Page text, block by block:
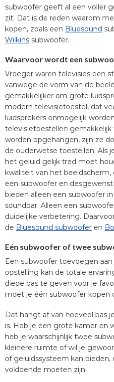
subwoofer geeft al een voller
zit. Dat is de reden waarom
kopen, zoals een Bluesound
Wilkins subwoofer.
Waarvoor wordt een
Vroeger waren televisies een
vanwege de vorm van de
gemakkelijker om grote
modern televisietoestel, dat
luidsprekers onmogelijk
televisietoestellen
worden opgehangen, zijn ze
de ouderwetse toestellen. Als
het geluid gelijk tred moet
kwaliteit van het
een subwoofer en
bieden alleen een subwoofer
soundbar. Alleen een
duidelijke verbetering.
de Bluesound subwoofer en
Eén subwoofer of twee
Een subwoofer toevoegen
opstelling kan de totale
diepe bas te geven voor je
moet je één subwoofer kopen
Dat hangt af van hoeveel bas
is. Heb je een grote kamer en
heb je waarschijnlijk twee
kleinere ruimte of wil je
of geluidssysteem kan
voldoende moeten zijn.